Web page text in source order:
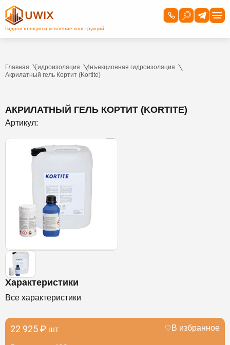
Главная Гидроизоляция
Инъекционная гидроизоляция
Акрилатный гель Кортит (Kortite)
АКРИЛАТНЫЙ ГЕЛЬ КОРТИТ (KORTITE)
Артикул:
Характеристики
Все характеристики
22 925 ₽ шт В избранное